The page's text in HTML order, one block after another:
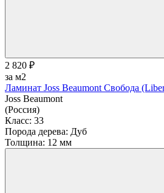
2 820 ₽
за м2
Ламинат Joss Beaumont Свобода
Joss Beaumont
(Россия)
Класс: 33
Порода дерева: Дуб
Толщина: 12 мм